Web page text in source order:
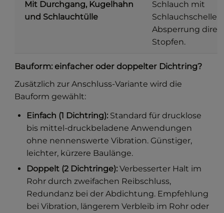
Mit Durchgang, Kugelhahn
und Schlauchtülle
Schlauch mit
Schlauchschelle,
Absperrung
Stopfen.
Bauform: einfacher oder doppelter Dichtring?
Zusätzlich zur Anschluss-Variante wird die
Bauform gewählt:
Einfach (1 Dichtring): Standard für drucklose
bis mittel-druckbeladene Anwendungen
ohne nennenswerte Vibration. Günstiger,
leichter, kürzere Baulänge.
Doppelt (2 Dichtringe): Verbesserter Halt im
Rohr durch zweifachen Reibschluss,
Redundanz bei der Abdichtung. Empfehlung
bei Vibration, längerem Verbleib im Rohr oder